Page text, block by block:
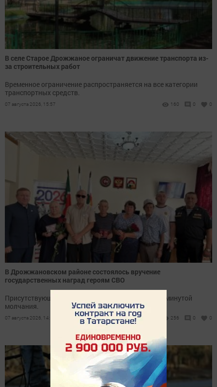
В селе Старое Дрожжаное ограничат движение транспорта из-
за строительных работ
Временное ограничение распространяется на все категории
транспортных средств.
07 августа 2026, 15:57 160 0 0
В Дрожжановском районе состоялось вручение
государственных наград героям СВО
Присутствующие почтили память павших воинов минутой
молчания.
07 августа 2026, 14:57 256 0 0